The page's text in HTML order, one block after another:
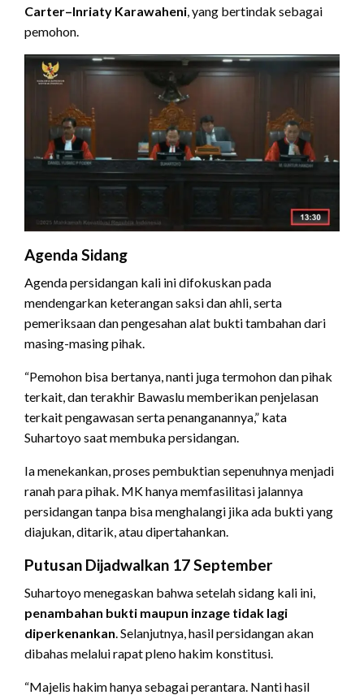
Carter–Inriaty Karawaheni, yang bertindak sebagai
pemohon.
Agenda Sidang
Agenda persidangan kali ini difokuskan pada
mendengarkan keterangan saksi dan ahli, serta
pemeriksaan dan pengesahan alat bukti tambahan dari
masing-masing pihak.
“Pemohon bisa bertanya, nanti juga termohon dan pihak
terkait, dan terakhir Bawaslu memberikan penjelasan
terkait pengawasan serta penanganannya,” kata
Suhartoyo saat membuka persidangan.
Ia menekankan, proses pembuktian sepenuhnya menjadi
ranah para pihak. MK hanya memfasilitasi jalannya
persidangan tanpa bisa menghalangi jika ada bukti yang
diajukan, ditarik, atau dipertahankan.
Putusan Dijadwalkan 17 September
Suhartoyo menegaskan bahwa setelah sidang kali ini,
penambahan bukti maupun inzage tidak lagi
diperkenankan. Selanjutnya, hasil persidangan akan
dibahas melalui rapat pleno hakim konstitusi.
“Majelis hakim hanya sebagai perantara. Nanti hasil